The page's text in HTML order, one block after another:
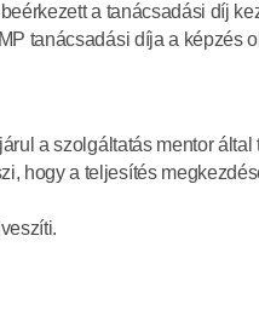
a tanácsadási díj
tanácsadási díja a képzés
a szolgáltatás mentor által
hogy a teljesítés